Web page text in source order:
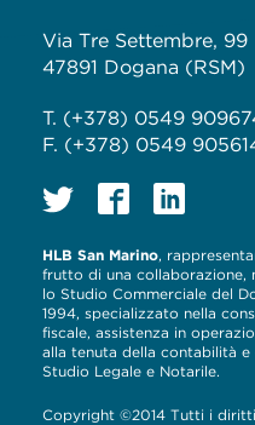
Via Tre Settembre, 99
47891 Dogana (RSM)
T. (+378) 0549
F. (+378) 0549
HLB San Marino,
frutto di una collaborazione,
lo Studio Commerciale del
1994, specializzato nella
fiscale, assistenza in
alla tenuta della contabilità
Studio Legale e Notarile.
Copyright ©2014 Tutti i